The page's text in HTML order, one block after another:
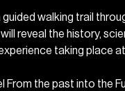
guided walking trail
reveal the history,
taking place
From the past into the